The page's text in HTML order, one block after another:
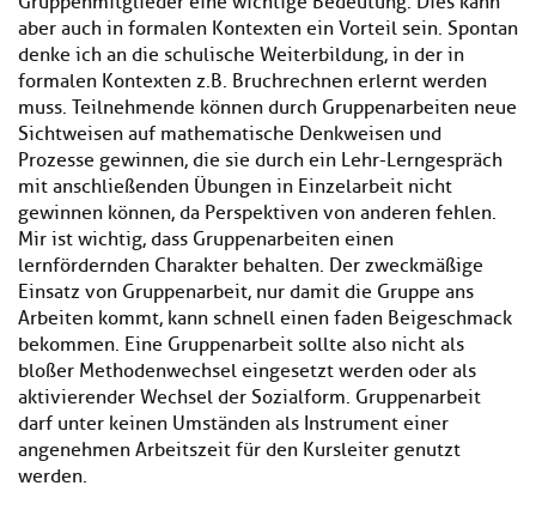
aber auch in formalen Kontexten ein Vorteil sein. Spontan
denke ich an die schulische Weiterbildung, in der in
formalen Kontexten z. B. Bruchrechnen erlernt werden
muss. Teilnehmende können durch Gruppenarbeiten neue
Sichtweisen auf mathematische Denkweisen und
Prozesse gewinnen, die sie durch ein Lehr-Lerngespräch
mit anschließenden Übungen in Einzelarbeit nicht
gewinnen können, da Perspektiven von anderen fehlen.
Mir ist wichtig, dass Gruppenarbeiten einen
lernfördernden Charakter behalten. Der zweckmäßige
Einsatz von Gruppenarbeit, nur damit die Gruppe ans
Arbeiten kommt, kann schnell einen faden Beigeschmack
bekommen. Eine Gruppenarbeit sollte also nicht als
bloßer Methodenwechsel eingesetzt werden oder als
aktivierender Wechsel der Sozialform. Gruppenarbeit
darf unter keinen Umständen als Instrument einer
angenehmen Arbeitszeit für den Kursleiter genutzt
werden.